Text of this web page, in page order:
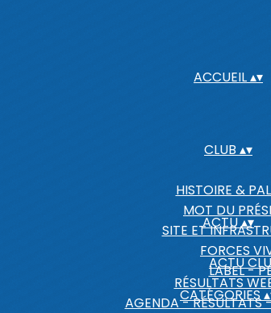
ACCUEIL▴▾
CLUB ▴▾
HISTOIRE &
MOT DU
SITE ET
FORCES
LABEL -
ACTU▴▾
ACTU
RÉSULTATS
AGENDA - RÉSULTATS
CATÉGORIES▴